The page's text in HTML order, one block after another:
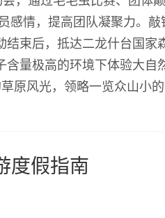
感情，提高团队凝聚力。
束后，抵达二龙什台国家
量极高的环境下体验大自
原风光，领略一览众山小
度假指南